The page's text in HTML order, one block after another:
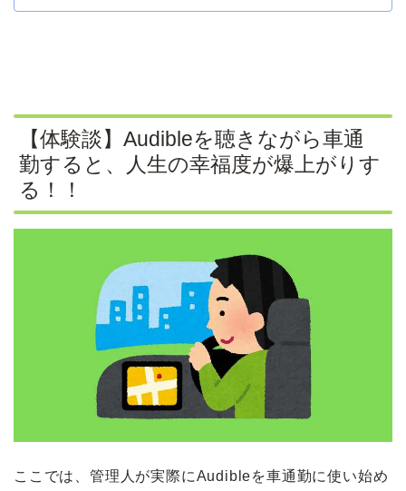
【体験談】Audibleを聴きながら車通
勤すると、人生の幸福度が爆上がりす
る！！
ここでは、管理人が実際にAudibleを車通勤に使い始め